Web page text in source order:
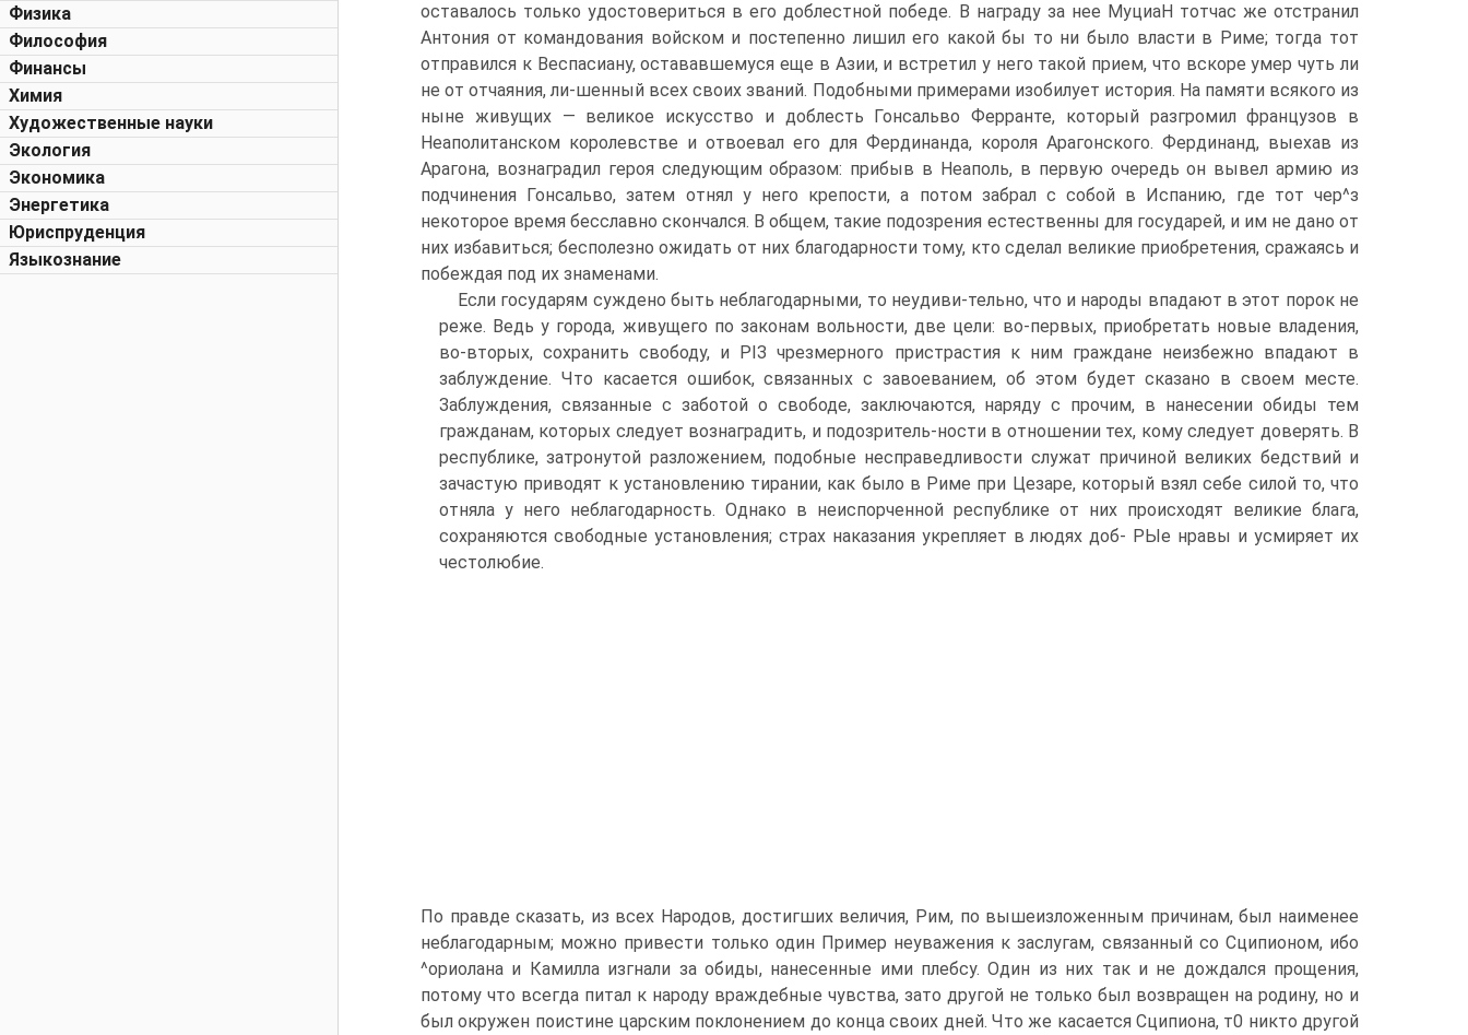
Физика
Философия
Финансы
Химия
Художественные науки
Экология
Экономика
Энергетика
Юриспруденция
Языкознание
оставалось только удостовериться в его доблестной победе. В награду за нее МуциаН тотчас же отстранил
Антония от командования войском и постепенно лишил его какой бы то ни было власти в Риме; тогда тот
отправился к Веспасиану, остававшемуся еще в Азии, и встретил у него такой прием, что вскоре умер чуть ли
не от отчаяния, ли-шенный всех своих званий. Подобными примерами изобилует история. На памяти всякого из
ныне живущих — великое искусство и доблесть Гонсальво Ферранте, который разгромил французов в
Неаполитанском королевстве и отвоевал его для Фердинанда, короля Арагонского. Фердинанд, выехав из
Арагона, вознаградил героя следующим образом: прибыв в Неаполь, в первую очередь он вывел армию из
подчинения Гонсальво, затем отнял у него крепости, а потом забрал с собой в Испанию, где тот чер^з
некоторое время бесславно скончался. В общем, такие подозрения естественны для государей, и им не дано от
них избавиться; бесполезно ожидать от них благодарности тому, кто сделал великие приобретения, сражаясь и
побеждая под их знаменами.
Если государям суждено быть неблагодарными, то неудиви-тельно, что и народы впадают в этот порок не
реже. Ведь у города, живущего по законам вольности, две цели: во-первых, приобретать новые владения,
во-вторых, сохранить свободу, и РІЗ чрезмерного пристрастия к ним граждане неизбежно впадают в
заблуждение. Что касается ошибок, связанных с завоеванием, об этом будет сказано в своем месте.
Заблуждения, связанные с заботой о свободе, заключаются, наряду с прочим, в нанесении обиды тем
гражданам, которых следует вознаградить, и подозритель-ности в отношении тех, кому следует доверять. В
республике, затронутой разложением, подобные несправедливости служат причиной великих бедствий и
зачастую приводят к установлению тирании, как было в Риме при Цезаре, который взял себе силой то, что
отняла у него неблагодарность. Однако в неиспорченной республике от них происходят великие блага,
сохраняются свободные установления; страх наказания укрепляет в людях доб- РЫе нравы и усмиряет их
честолюбие.
По правде сказать, из всех Народов, достигших величия, Рим, по вышеизложенным причинам, был наименее
неблагодарным; можно привести только один Пример неуважения к заслугам, связанный со Сципионом, ибо
^ориолана и Камилла изгнали за обиды, нанесенные ими плебсу. Один из них так и не дождался прощения,
потому что всегда питал к народу враждебные чувства, зато другой не только был возвращен на родину, но и
был окружен поистине царским поклонением до конца своих дней. Что же касается Сципиона, т0 никто другой